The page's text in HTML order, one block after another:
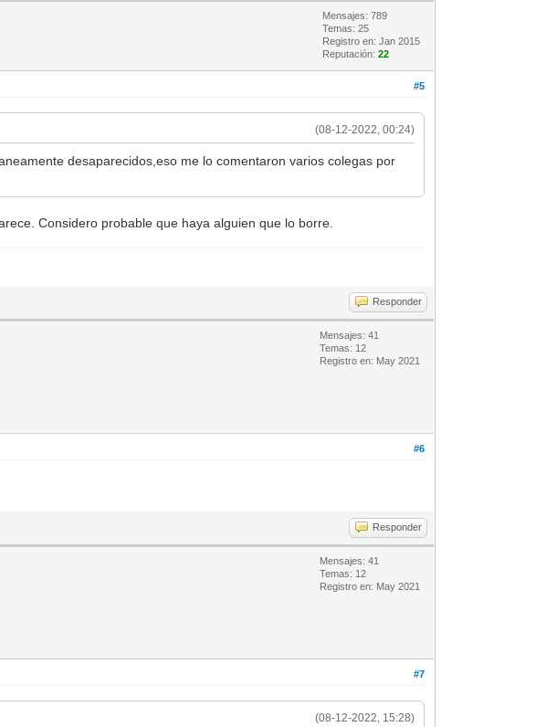
Mensajes: 789
Temas: 25
Registro en: Jan 2015
Reputación:22
#5
(08-12-2022, 00:24)
desaparecidos,eso me lo comentaron varios colegas por
Considero probable que haya alguien que lo borre.
Responder
Mensajes: 41
Temas: 12
Registro en: May 2021
#6
Responder
Mensajes: 41
Temas: 12
Registro en: May 2021
#7
(08-12-2022, 15:28)